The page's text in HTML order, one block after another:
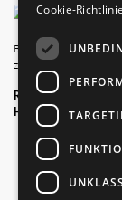
Bitte beachten Sie,
zugelassen sind.
RECHTLICHE
HINWEISE
Cookie-